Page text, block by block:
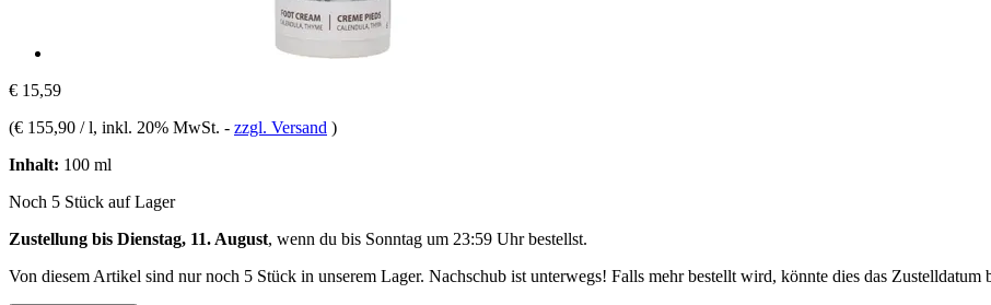
€ 15,59
(€ 155,90 / l, inkl. 20% MwSt. - zzgl. Versand )
Inhalt: 100 ml
Noch 5 Stück auf Lager
Zustellung bis Dienstag, 11. August, wenn du bis Sonntag um 23:59 Uhrbestellst.
Von diesem Artikel sind nur noch 5 Stück in unserem Lager. Nachschub ist unterwegs! Falls mehr bestellt wird, könnte dies das Zustelldatum